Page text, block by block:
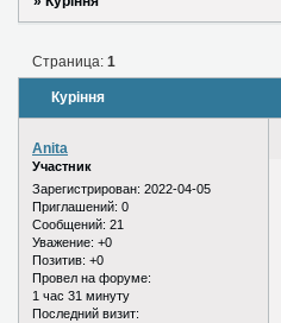
Куріння
Страница:1
Anita
Участник
Зарегистрирован: 2022-04-05
Приглашений: 0
Сообщений: 21
Уважение: +0
Позитив: +0
Провел на форуме:
1 час 31 минуту
Последний визит: